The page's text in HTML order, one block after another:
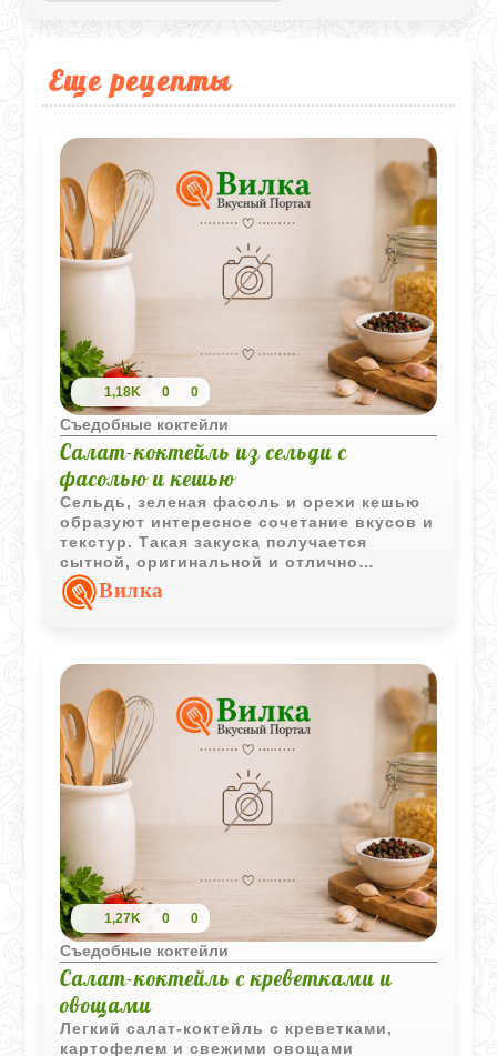
Еще рецепты
1,18K 0 0
Съедобные коктейли
Салат-коктейль из сельди с
фасолью и кешью
Сельдь, зеленая фасоль и орехи кешью
образуют интересное сочетание вкусов и
текстур. Такая закуска получается
сытной, оригинальной и отлично
подходит для подачи в порционных
креманках или салатниках.
Вилка
1,27K 0 0
Съедобные коктейли
Салат-коктейль с креветками и
овощами
Легкий салат-коктейль с креветками,
картофелем и свежими овощами